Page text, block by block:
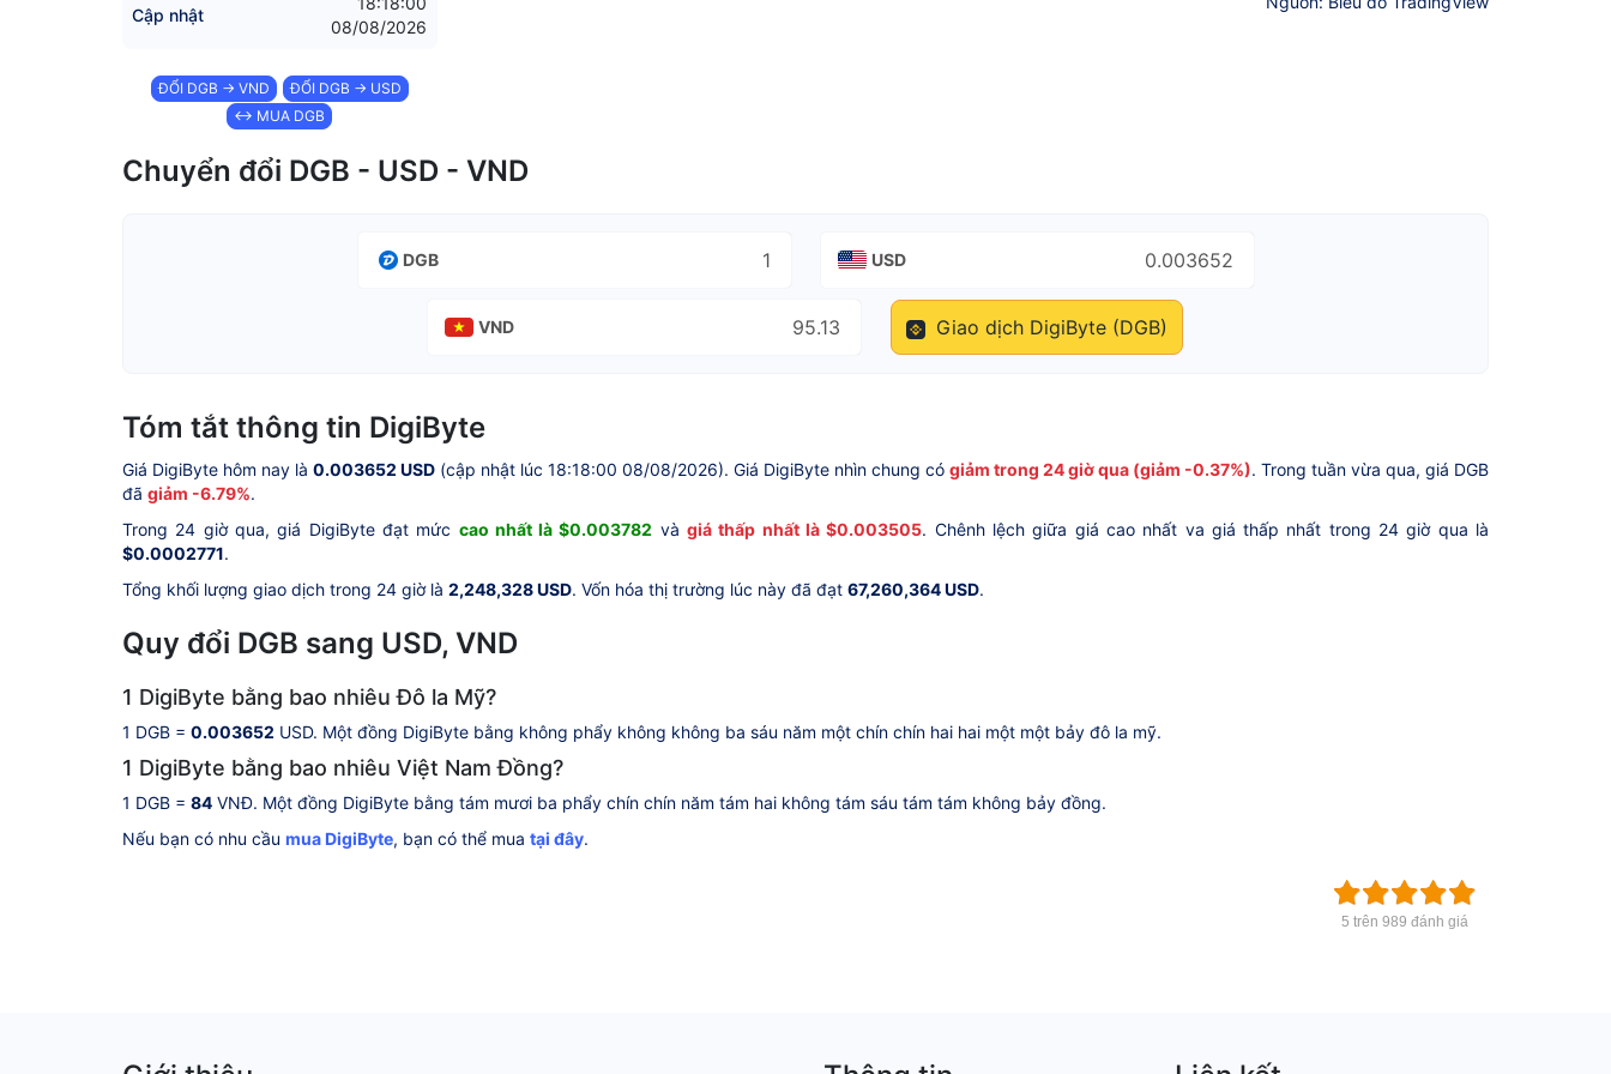
Cập nhật
08/08/2026
ĐỔI DGB → VND
ĐỔI DGB → USD
↔ MUA DGB
Chuyển đổi DGB - USD - VND
DGB USD
VND Giao dịch DigiByte (DGB)
Tóm tắt thông tin DigiByte
Giá DigiByte hôm nay là 0.003652 USD (cập nhật lúc 18:18:00 08/08/2026). Giá DigiByte nhìn chung có giảm trong 24 giờ qua (giảm -0.37%). Trong tuần vừa qua, giá DGB
đã giảm -6.79%.
Trong 24 giờ qua, giá DigiByte đạt mức cao nhất là $0.003782 vàgiá thấp nhất là $0.003505. Chênh lệch giữa giá cao nhất va giá thấp nhất trong 24 giờ qua là
$0.0002771.
Tổng khối lượng giao dịch trong 24 giờ là 2,248,328 USD. Vốn hóa thị trường lúc này đã đạt 67,260,364 USD.
Quy đổi DGB sang USD, VND
1 DigiByte bằng bao nhiêu Đô la Mỹ?
1 DGB = 0.003652 USD. Một đồng DigiByte bằng không phẩy không không ba sáu năm một chín chín hai hai một một bảy đô la mỹ.
1 DigiByte bằng bao nhiêu Việt Nam Đồng?
1 DGB = 84 VNĐ. Một đồng DigiByte bằng tám mươi ba phẩy chín chín năm tám hai không tám sáu tám tám không bảy đồng.
Nếu bạn có nhu cầu mua DigiByte, bạn có thể mua tại đây.
5 trên 989 đánh giá